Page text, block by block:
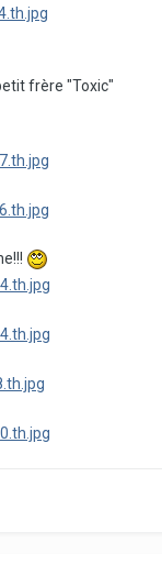
frère "Toxic"